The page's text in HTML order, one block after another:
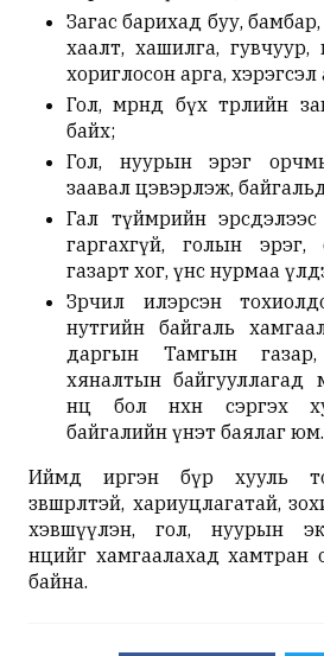
Загас барихад буу,
хаалт, хашилга, гувчуур,
хориглосон арга,
Гол, мөрөнд бүх төрлийн
байх;
Гол, нуурын эрэг
заавал цэвэрлэж,
Гал түймрийн
гаргахгүй, голын
газарт хог, үнс нурмаа
Зөрчил илэрсэн
нутгийн байгаль
даргын Тамгын
хяналтын байгууллагад
нөөц бол нөхөн сэргэх
байгалийн үнэт баялаг юм.
Иймд иргэн бүр хууль
зөвшөөрөлтэй, хариуцлагатай,
хэвшүүлэн, гол, нуурын
нөөцийг хамгаалахад
байна.